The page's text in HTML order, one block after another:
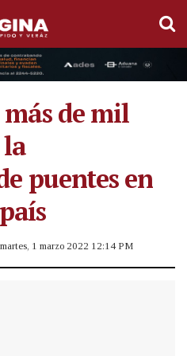
de mil
puentes en
martes, 1 marzo 2022 12:14 PM